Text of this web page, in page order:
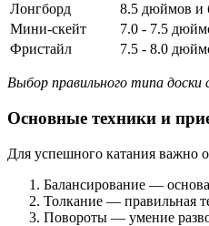
Лонгборд
8.5 дюймов и
Мини-скейт
7.0 - 7.5
Фристайл
7.5 - 8.0
Выбор правильного типа
Основные техники и
Для успешного катания важно
Балансирование — основа
Толкание — правильная
Повороты — умение